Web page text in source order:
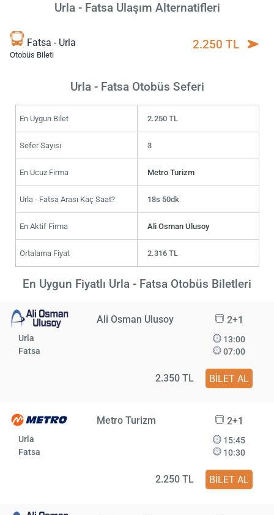
Urla - Fatsa Ulaşım Alternatifleri
Fatsa - Urla
Otobüs Bileti
2.250 TL
Urla - Fatsa Otobüs Seferi
En Uygun Bilet 2.250 TL
Sefer Sayısı 3
En Ucuz Firma Metro Turizm
Urla - Fatsa Arası Kaç Saat? 18s 50dk
En Aktif Firma Ali Osman Ulusoy
Ortalama Fiyat 2.316 TL
En Uygun Fiyatlı Urla - Fatsa Otobüs Biletleri
Ali Osman Ulusoy 2+1
Urla
Fatsa
13:00
07:00
2.350 TL BİLET AL
Metro Turizm 2+1
Urla
Fatsa
15:45
10:30
2.250 TL BİLET AL